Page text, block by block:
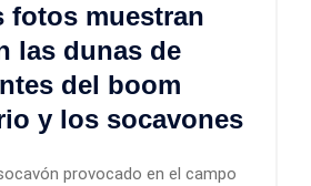
fotos muestran
las dunas de
del boom
y los socavones
provocado en el campo